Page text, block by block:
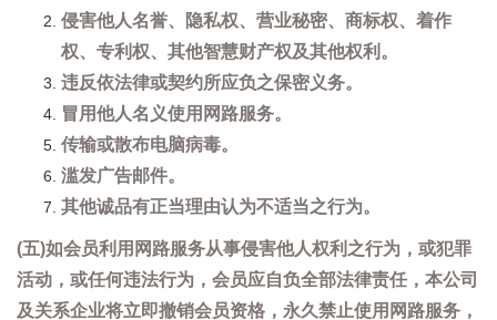
侵害他人名誉、隐私权、营业秘密、商标权、着作
权、专利权、其他智慧财产权及其他权利。
违反依法律或契约所应负之保密义务。
冒用他人名义使用网路服务。
传输或散布电脑病毒。
滥发广告邮件。
其他诚品有正当理由认为不适当之行为。
(五)如会员利用网路服务从事侵害他人权利之行为，或犯罪
活动，或任何违法行为，会员应自负全部法律责任，本公司
及关系企业将立即撤销会员资格，永久禁止使用网路服务，